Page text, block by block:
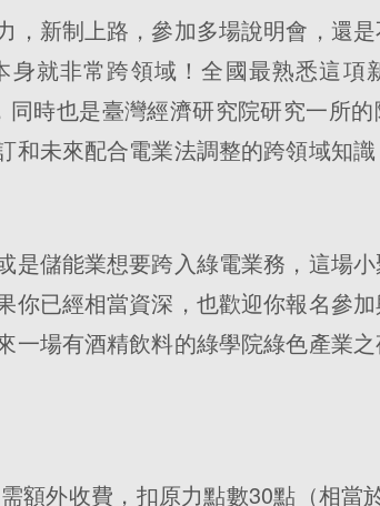
，新制上路，參加多場說明會，還
就非常跨領域！全國最熟悉這項
時也是臺灣經濟研究院研究一所的
和未來配合電業法調整的跨領域知
是儲能業想要跨入綠電業務，這場
已經相當資深，也歡迎你報名參加
一場有酒精飲料的綠學院綠色產業
額外收費，扣原力點數30點（相當